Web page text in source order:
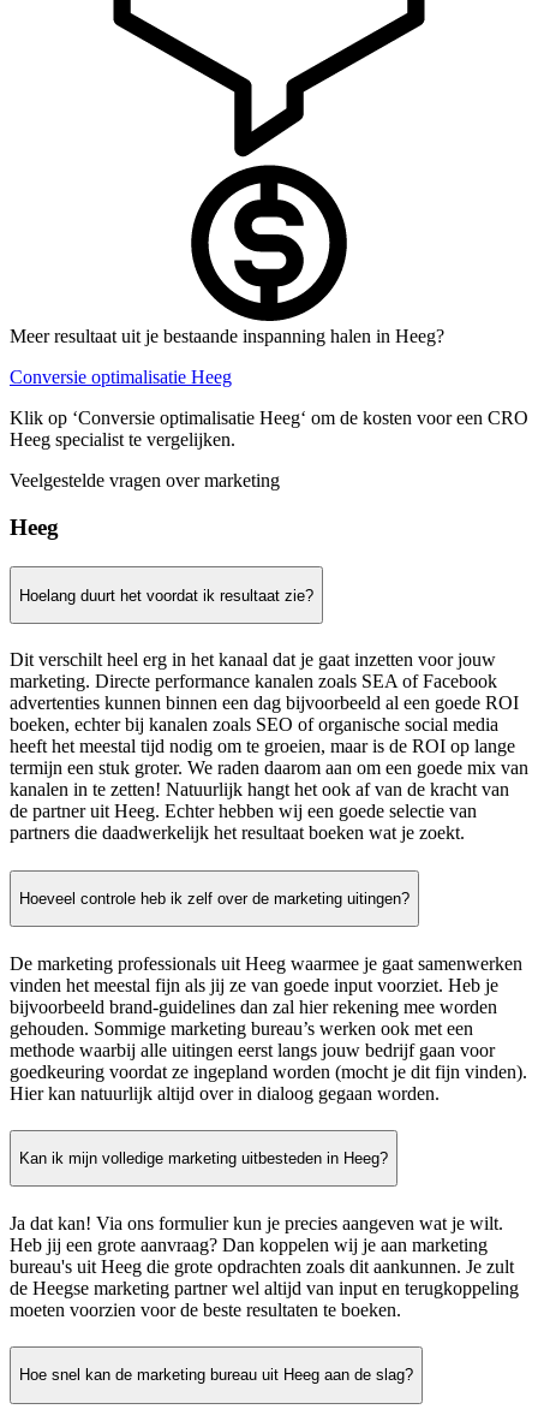
Meer resultaat uit je bestaande inspanning halen in Heeg?
Conversie optimalisatie Heeg
Klik op ‘Conversie optimalisatie Heeg‘ om de kosten voor een CRO
Heeg specialist te vergelijken.
Veelgestelde vragen over marketing
Heeg
Hoelang duurt het voordat ik resultaat zie?
Dit verschilt heel erg in het kanaal dat je gaat inzetten voor jouw
marketing. Directe performance kanalen zoals SEA of Facebook
advertenties kunnen binnen een dag bijvoorbeeld al een goede ROI
boeken, echter bij kanalen zoals SEO of organische social media
heeft het meestal tijd nodig om te groeien, maar is de ROI op lange
termijn een stuk groter. We raden daarom aan om een goede mix van
kanalen in te zetten! Natuurlijk hangt het ook af van de kracht van
de partner uit Heeg. Echter hebben wij een goede selectie van
partners die daadwerkelijk het resultaat boeken wat je zoekt.
Hoeveel controle heb ik zelf over de marketing uitingen?
De marketing professionals uit Heeg waarmee je gaat samenwerken
vinden het meestal fijn als jij ze van goede input voorziet. Heb je
bijvoorbeeld brand-guidelines dan zal hier rekening mee worden
gehouden. Sommige marketing bureau’s werken ook met een
methode waarbij alle uitingen eerst langs jouw bedrijf gaan voor
goedkeuring voordat ze ingepland worden (mocht je dit fijn vinden).
Hier kan natuurlijk altijd over in dialoog gegaan worden.
Kan ik mijn volledige marketing uitbesteden in Heeg?
Ja dat kan! Via ons formulier kun je precies aangeven wat je wilt.
Heb jij een grote aanvraag? Dan koppelen wij je aan marketing
bureau's uit Heeg die grote opdrachten zoals dit aankunnen. Je zult
de Heegse marketing partner wel altijd van input en terugkoppeling
moeten voorzien voor de beste resultaten te boeken.
Hoe snel kan de marketing bureau uit Heeg aan de slag?